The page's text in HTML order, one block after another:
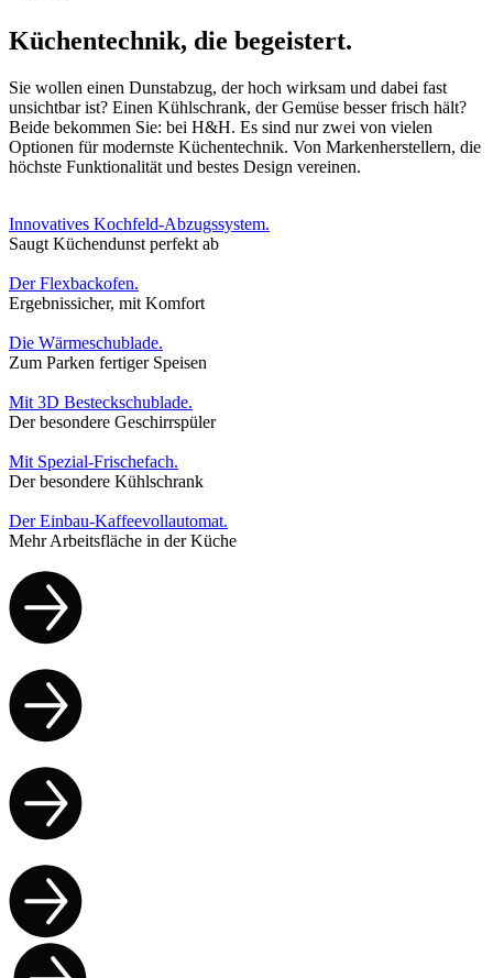
Küchentechnik, die begeistert.
Sie wollen einen Dunstabzug, der hoch wirksam und dabei fast
unsichtbar ist? Einen Kühlschrank, der Gemüse besser frisch hält?
Beide bekommen Sie: bei H&H. Es sind nur zwei von vielen
Optionen für modernste Küchentechnik. Von Markenherstellern, die
höchste Funktionalität und bestes Design vereinen.
Innovatives Kochfeld-Abzugssystem.
Saugt Küchendunst perfekt ab
Der Flexbackofen.
Ergebnissicher, mit Komfort
Die Wärmeschublade.
Zum Parken fertiger Speisen
Mit 3D Besteckschublade.
Der besondere Geschirrspüler
Mit Spezial-Frischefach.
Der besondere Kühlschrank
Der Einbau-Kaffeevollautomat.
Mehr Arbeitsfläche in der Küche